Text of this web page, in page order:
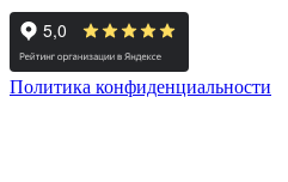
Круглосуточная связь с Вашим